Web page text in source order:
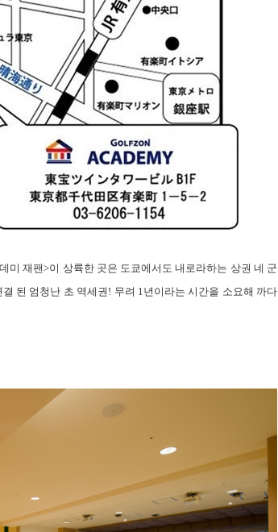
미 재팬>이 상륙한 곳은 도쿄에서도 내로라하는 상권 네 군
된 엄청난 초 역세권 ! 무려 1년이라는 시간을 소요해 까다